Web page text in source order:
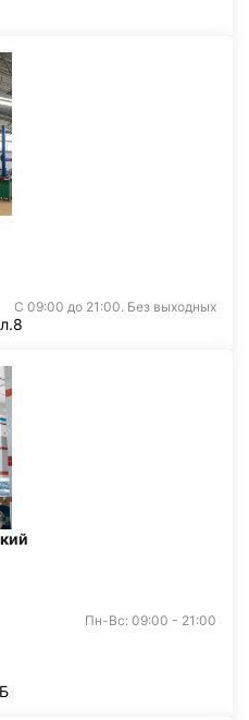
С 09:00 до 21:00. Без выходных
Пн-Вс: 09:00 - 21:00